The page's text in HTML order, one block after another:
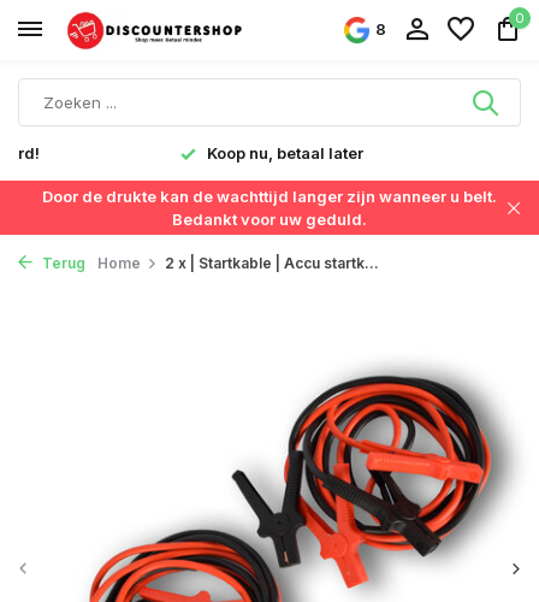
8
0
Koop nu, betaal later
Door de drukte kan de wachttijd langer zijn wanneer u belt.
Bedankt voor uw geduld.
Terug Home 2 x | Startkable | Accu startk...